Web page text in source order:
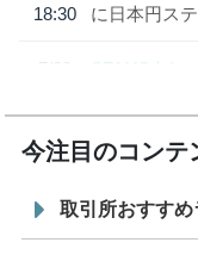
18:30
に日本円ス
7/29
SBI VCトレ
今注目のコンテ
取引所おすす